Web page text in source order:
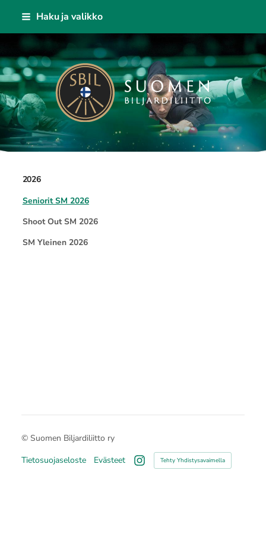
Siirry
sisältöön
Haku ja valikko
Suomen Biljardiliitto ry
2026
Seniorit SM 2026
Shoot Out SM 2026
SM Yleinen 2026
© Suomen Biljardiliitto ry
Tietosuojaseloste
Evästeet
Instagram
Tehty Yhdistysavaimella